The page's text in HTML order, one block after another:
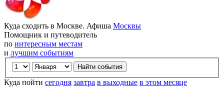
Куда сходить в Москве. Афиша Москвы
Помощник и путеводитель
по интересным местам
и лучшим событиям
Куда пойти сегодня завтра в выходные в этом месяце